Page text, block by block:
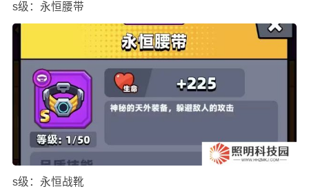
s级：永恒腰带
s级：永恒战靴